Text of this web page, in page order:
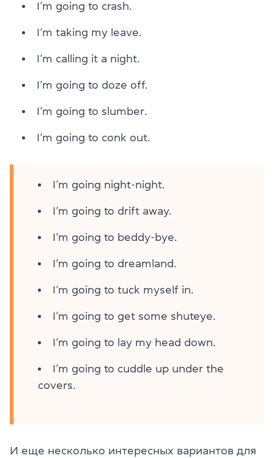
I’m going to crash.
I’m taking my leave.
I’m calling it a night.
I’m going to doze off.
I’m going to slumber.
I’m going to conk out.
I’m going night-night.
I’m going to drift away.
I’m going to beddy-bye.
I’m going to dreamland.
I’m going to tuck myself in.
I’m going to get some shuteye.
I’m going to lay my head down.
I’m going to cuddle up under the
covers.
И еще несколько интересных вариантов для